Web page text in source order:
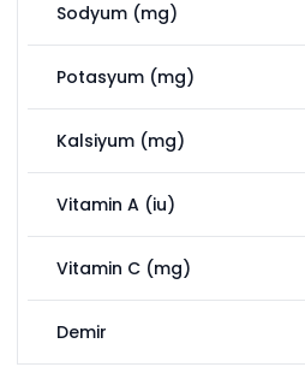
Sodyum (mg)
Potasyum (mg)
Kalsiyum (mg)
Vitamin A (iu)
Vitamin C (mg)
Demir